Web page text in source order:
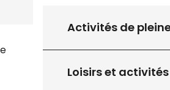
Activités de
Loisirs et activités